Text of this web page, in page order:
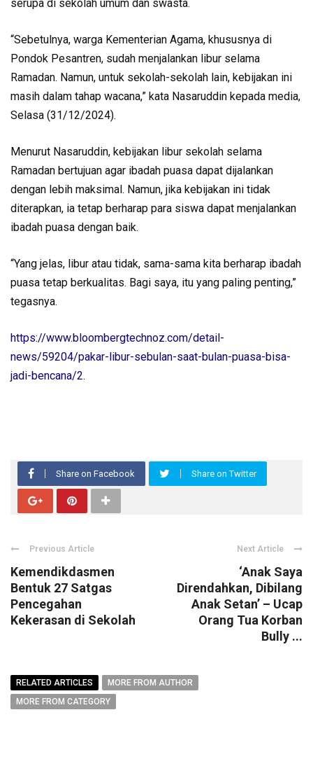
serupa di sekolah umum dan swasta.
“Sebetulnya, warga Kementerian Agama, khususnya di
Pondok Pesantren, sudah menjalankan libur selama
Ramadan. Namun, untuk sekolah-sekolah lain, kebijakan ini
masih dalam tahap wacana,” kata Nasaruddin kepada media,
Selasa (31/12/2024).
Menurut Nasaruddin, kebijakan libur sekolah selama
Ramadan bertujuan agar ibadah puasa dapat dijalankan
dengan lebih maksimal. Namun, jika kebijakan ini tidak
diterapkan, ia tetap berharap para siswa dapat menjalankan
ibadah puasa dengan baik.
“Yang jelas, libur atau tidak, sama-sama kita berharap ibadah
puasa tetap berkualitas. Bagi saya, itu yang paling penting,”
tegasnya.
https://www.bloombergtechnoz.com/detail-
news/59204/pakar-libur-sebulan-saat-bulan-puasa-bisa-
jadi-bencana/2.
Share on Facebook Share on Twitter
Previous Article
Kemendikdasmen
Bentuk 27 Satgas
Pencegahan
Kekerasan di Sekolah
Next Article
‘Anak Saya
Direndahkan, Dibilang
Anak Setan’ – Ucap
Orang Tua Korban
Bully ...
RELATED ARTICLES
MORE FROM AUTHOR
MORE FROM CATEGORY